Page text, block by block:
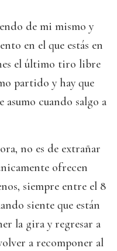
de mi mismo y
en el que estás en
el último tiro libre
partido y hay que
asumo cuando salgo a
no es de extrañar
ofrecen
siempre entre el 8
siente que están
la gira y regresar a
a recomponer al